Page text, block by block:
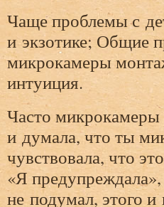
Чаще проблемы с
и экзотике; Общие
микрокамеры
интуиция.
Часто
и думала, что ты
чувствовала, что
«Я
не подумал, этого